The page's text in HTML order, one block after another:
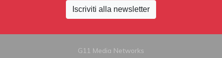
Iscriviti alla newsletter
G11 Media Networks